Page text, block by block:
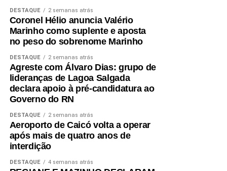
DESTAQUE 2 semanas atrás
Coronel Hélio anuncia Valério
Marinho como suplente e aposta
no peso do sobrenome Marinho
DESTAQUE 2 semanas atrás
Agreste com Álvaro Dias: grupo de
lideranças de Lagoa Salgada
declara apoio à pré-candidatura ao
Governo do RN
DESTAQUE 2 semanas atrás
Aeroporto de Caicó volta a operar
após mais de quatro anos de
interdição
DESTAQUE 4 semanas atrás